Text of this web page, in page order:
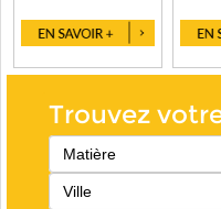
Trouvez
Matière
Ville